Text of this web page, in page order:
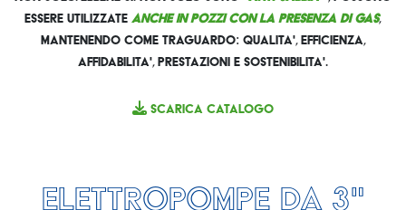
essere utilizzate anche in pozzi con la presenza di gas,
mantenendo come traguardo: qualita', efficienza,
affidabilita', prestazioni e sostenibilita'.
Scarica Catalogo
Elettropompe da 3"